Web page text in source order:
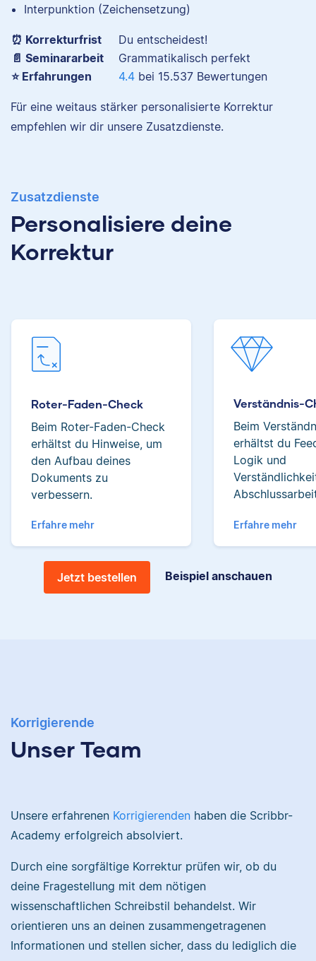
Interpunktion (Zeichensetzung)
⏰ Korrekturfrist
Du entscheidest!
📄 Seminararbeit
Grammatikalisch perfekt
⭐ Erfahrungen
4.4 bei 15.537 Bewertungen
Für eine weitaus stärker personalisierte Korrektur
empfehlen wir dir unsere Zusatzdienste.
Zusatzdienste
Personalisiere deine
Korrektur
Roter-Faden-Check
Beim Roter-Faden-Check
erhältst du Hinweise, um
den Aufbau deines
Dokuments zu
verbessern.
Erfahre mehr
Verständnis-
Beim
erhältst du
Logik und
Erfahre mehr
Jetzt bestellen Beispiel anschauen
Korrigierende
Unser Team
Unsere erfahrenen Korrigierenden haben die Scribbr-
Academy erfolgreich absolviert.
Durch eine sorgfältige Korrektur prüfen wir, ob du
deine Fragestellung mit dem nötigen
wissenschaftlichen Schreibstil behandelst. Wir
orientieren uns an deinen zusammengetragenen
Informationen und stellen sicher, dass du lediglich die
dass er immer etwas
Fachgebiet dazulernt.
Sebastian
Sebastian hat
studiert und liest als
Verena hat BWL
studiert und ihre
Korrekturerfahrungen
Neben ihrer Arbeit als
Scribbr-Korrektorin
Albert hat Deutsch
studiert und mag an
seiner Arbeit als
Korrektor besonders,
dass er immer etwas
über das jeweilige
Fachgebiet dazulernt.
Nina hat Germanistik
und Musikerziehung
studiert, arbeitet als
Senior-Korrektorin für
Scribbr und begeistert
Sprache zu tun hat.
Harvard, taught
English with Fulbright
in Peru, and earned a
master's degree from
Jonathan
Musiktheorie und
Nina hat Germanistik
studiert, arbeitet als
Senior-Korrektorin für
Scribbr und begeistert
sich für alles, was mit